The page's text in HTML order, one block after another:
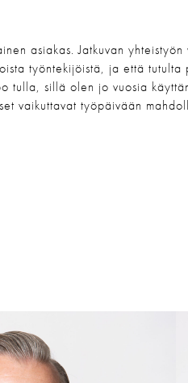
asiakas. Jatkuvan yhteistyön
työntekijöistä, ja että tutulta
tulla, sillä olen jo vuosia
vaikuttavat työpäivään